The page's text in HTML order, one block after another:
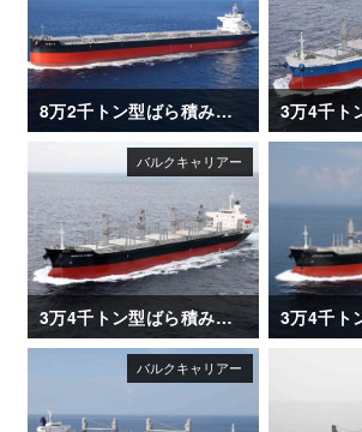
8万2千トン型ばら積み運搬船「OLGA V」
3万4千トン型ばら積み運搬船「NARUTO STRAIT」